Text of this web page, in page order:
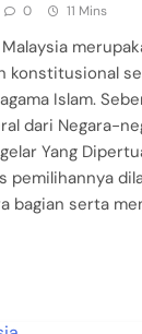
0 11 Mins
konstitusional
Islam.
dari Negara-
Yang
pemilihannya
bagian serta